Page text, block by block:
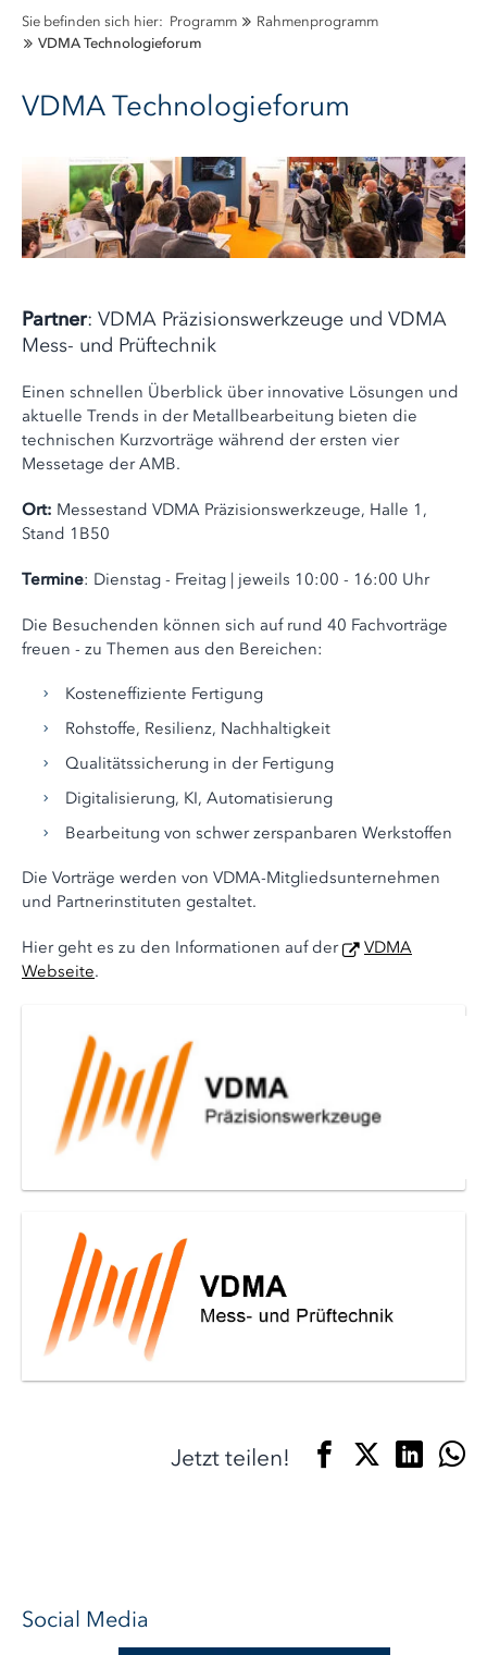
Sie befinden sich hier: Programm
Rahmenprogramm
VDMA Technologieforum
VDMA Technologieforum
Partner: VDMA Präzisionswerkzeuge und VDMA
Mess- und Prüftechnik
Einen schnellen Überblick über innovative Lösungen und
aktuelle Trends in der Metallbearbeitung bieten die
technischen Kurzvorträge während der ersten vier
Messetage der AMB.
Ort: Messestand VDMA Präzisionswerkzeuge, Halle 1,
Stand 1B50
Termine: Dienstag - Freitag | jeweils 10:00 - 16:00 Uhr
Die Besuchenden können sich auf rund 40 Fachvorträge
freuen - zu Themen aus den Bereichen:
Kosteneffiziente Fertigung
Rohstoffe, Resilienz, Nachhaltigkeit
Qualitätssicherung in der Fertigung
Digitalisierung, KI, Automatisierung
Bearbeitung von schwer zerspanbaren Werkstoffen
Die Vorträge werden von VDMA-Mitgliedsunternehmen
und Partnerinstituten gestaltet.
Hier geht es zu den Informationen auf der
VDMA
Webseite.
Jetzt teilen!
Social Media